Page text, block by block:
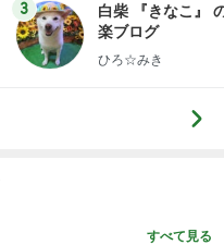
3
白柴 『きなこ』
楽ブログ
ひろ☆みき
すべて見る